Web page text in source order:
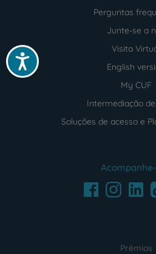
Acessibilidade
Perguntas
Junte-se a
Visita
English
My CUF
Intermediação
Soluções de acesso e
FacebookInstagram
Prémios